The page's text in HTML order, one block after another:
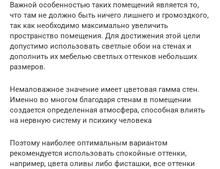
Важной особенностью таких помещений является то,
что там не должно быть ничего лишнего и громоздкого,
так как необходимо максимально увеличить
пространство помещения. Для достижения этой цели
допустимо использовать светлые обои на стенах и
дополнить их мебелью светлых оттенков небольших
размеров.
Немаловажное значение имеет цветовая гамма стен.
Именно во многом благодаря стенам в помещении
создается определенная атмосфера, способная влиять
на нервную систему и психику человека
Поэтому наиболее оптимальным вариантом
рекомендуется использовать спокойные оттенки,
например, цвета оливы либо фисташки, все оттенки